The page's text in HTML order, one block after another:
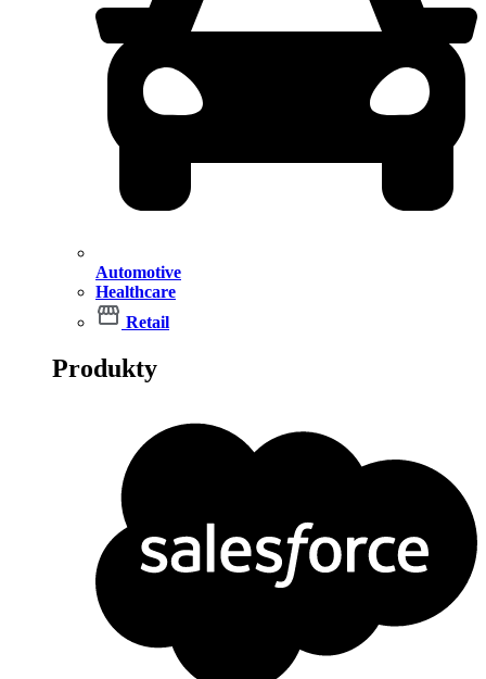
Automotive
Healthcare
Retail
Produkty